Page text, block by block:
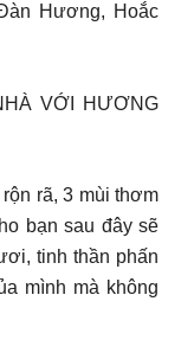
Hương, Hoắc
VỚI HƯƠNG
rã, 3 mùi thơm
bạn sau đây sẽ
tinh thần phấn
mình mà không